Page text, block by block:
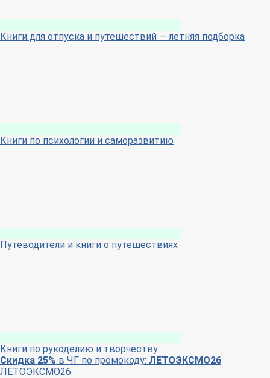
Книги для отпуска и путешествий — летняя подборка
Книги по психологии и саморазвитию
Путеводители и книги о путешествиях
Книги по рукоделию и творчеству
Скидка 25% в ЧГ по промокоду: ЛЕТОЭКСМО26
ЛЕТОЭКСМО26